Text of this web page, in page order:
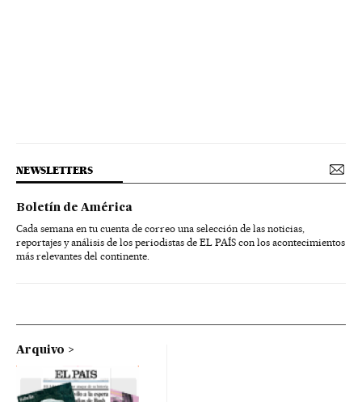
NEWSLETTERS
Boletín de América
Cada semana en tu cuenta de correo una selección de las noticias,
reportajes y análisis de los periodistas de EL PAÍS con los acontecimientos
más relevantes del continente.
Arquivo